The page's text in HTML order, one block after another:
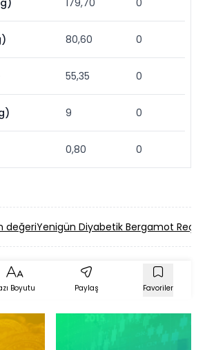
179,70 0
80,60 0
55,35 0
9 0
0,80 0
değeriYenigün Diyabetik Bergamot
Boyutu Paylaş Favoriler